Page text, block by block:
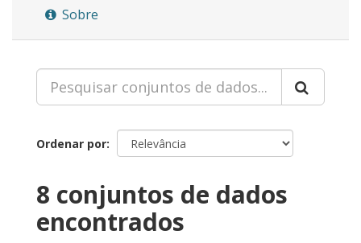
Sobre
Ordenar por
8 conjuntos de dados
encontrados